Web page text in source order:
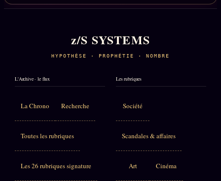
z/S SYSTEMS
HYPOTHÈSE · PROPHÉTIE · NOMBRE
L'Archive · le flux
La Chrono Recherche
Toutes les rubriques
Les 26 rubriques signature
Les rubriques
Société
Scandales & affaires
Art Cinéma